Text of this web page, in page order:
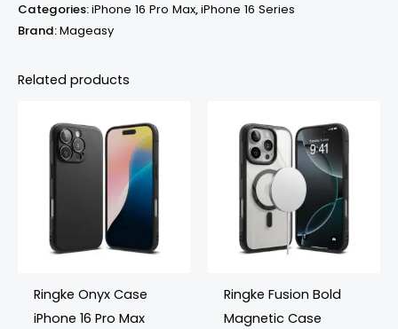
Categories:iPhone 16 Pro Max,iPhone 16 Series
Brand:Mageasy
Related products
Ringke Onyx Case
iPhone 16 Pro Max
Ringke Fusion Bold
Magnetic Case